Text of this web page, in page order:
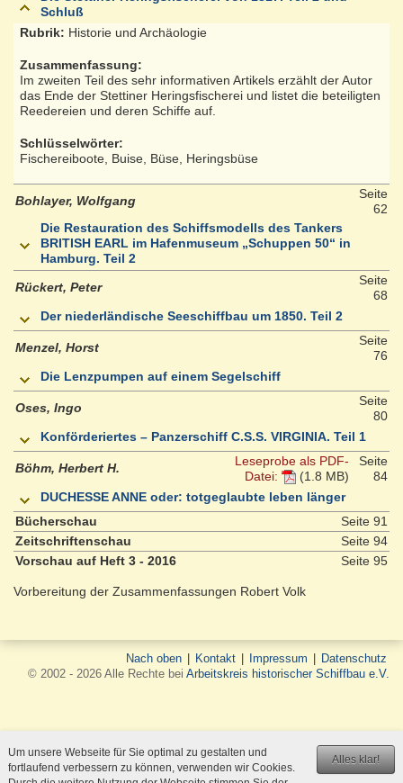
Schluß
Rubrik: Historie und Archäologie
Zusammenfassung:
Im zweiten Teil des sehr informativen Artikels erzählt der Autor
das Ende der Stettiner Heringsfischerei und listet die beteiligten
Reedereien und deren Schiffe auf.
Schlüsselwörter:
Fischereiboote, Buise, Büse, Heringsbüse
Bohlayer, Wolfgang
Seite
62
Die Restauration des Schiffsmodells des Tankers
BRITISH EARL im Hafenmuseum „Schuppen 50“ in
Hamburg. Teil 2
Rückert, Peter
Seite
68
Der niederländische Seeschiffbau um 1850. Teil 2
Menzel, Horst
Seite
76
Die Lenzpumpen auf einem Segelschiff
Oses, Ingo
Seite
80
Konförderiertes – Panzerschiff C.S.S. VIRGINIA. Teil 1
Böhm, Herbert H.
Leseprobe als PDF-
Datei:
(1.8 MB)
Seite
84
DUCHESSE ANNE oder: totgeglaubte leben länger
Bücherschau
Seite 91
Zeitschriftenschau
Seite 94
Vorschau auf Heft 3 - 2016
Seite 95
Vorbereitung der Zusammenfassungen Robert Volk
Nach oben Kontakt Impressum
Datenschutz
© 2002 - 2026 Alle Rechte bei Arbeitskreis historischer Schiffbau e.V.
Alles klar!
Um unsere Webseite für Sie optimal zu gestalten und
fortlaufend verbessern zu können, verwenden wir Cookies.